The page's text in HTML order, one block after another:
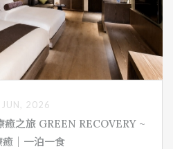
癒之旅 GREEN RECOVERY ~
｜一泊一食
2026